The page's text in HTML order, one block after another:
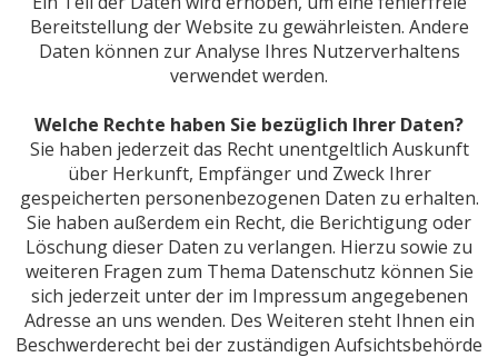
Bereitstellung der Website zu gewährleisten. Andere
Daten können zur Analyse Ihres Nutzerverhaltens
verwendet werden.
Welche Rechte haben Sie bezüglich Ihrer Daten?
Sie haben jederzeit das Recht unentgeltlich Auskunft
über Herkunft, Empfänger und Zweck Ihrer
gespeicherten personenbezogenen Daten zu erhalten.
Sie haben außerdem ein Recht, die Berichtigung oder
Löschung dieser Daten zu verlangen. Hierzu sowie zu
weiteren Fragen zum Thema Datenschutz können Sie
sich jederzeit unter der im Impressum angegebenen
Adresse an uns wenden. Des Weiteren steht Ihnen ein
Beschwerderecht bei der zuständigen Aufsichtsbehörde